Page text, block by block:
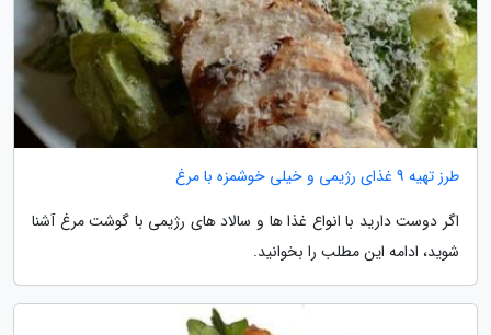
طرز تهیه 9 غذای رژیمی و خیلی خوشمزه با مرغ
اگر دوست دارید با انواع غذا ها و سالاد های رژیمی با گوشت مرغ آشنا
شوید، ادامه این مطلب را بخوانید.